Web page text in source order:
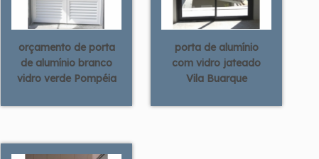
orçamento de porta
de alumínio branco
vidro verde Pompéia
porta de alumínio
com vidro jateado
Vila Buarque